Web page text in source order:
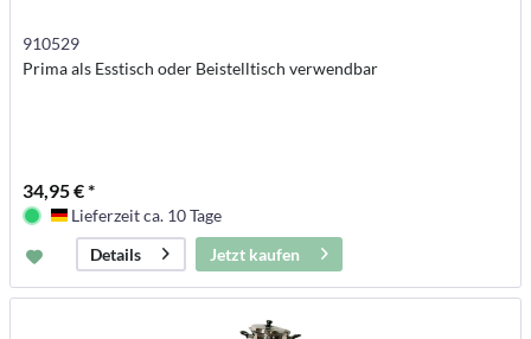
910529
Prima als Esstisch oder Beistelltisch verwendbar
34,95 € *
Deutschland
Lieferzeit ca. 10 Tage
Details
Jetzt kaufen